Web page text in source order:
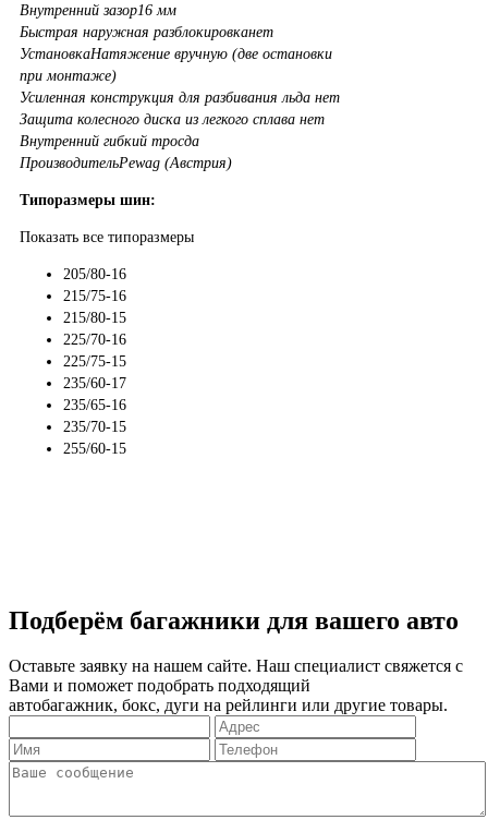
Внутренний зазор16 мм
Быстрая наружная разблокировканет
УстановкаНатяжение вручную (две остановки
при монтаже)
Усиленная конструкция для разбивания льда нет
Защита колесного диска из легкого сплава нет
Внутренний гибкий тросда
ПроизводительPewag (Австрия)
Типоразмеры шин:
Показать все типоразмеры
205/80-16
215/75-16
215/80-15
225/70-16
225/75-15
235/60-17
235/65-16
235/70-15
255/60-15
Подберём багажники для вашего авто
Оставьте заявку на нашем сайте. Наш специалист свяжется с
Вами и поможет подобрать подходящий
автобагажник, бокс, дуги на рейлинги или другие товары.